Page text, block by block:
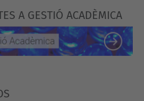
A GESTIÓ ACADÈMICA